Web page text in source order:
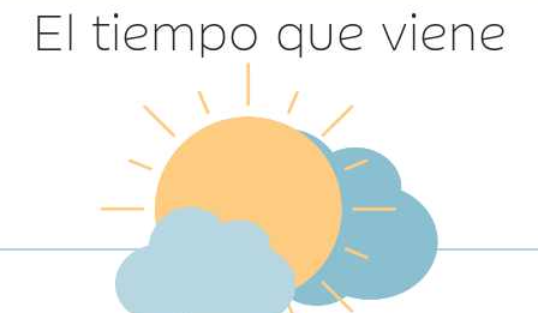
El tiempo que viene